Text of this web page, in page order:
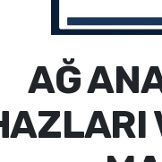
AĞ